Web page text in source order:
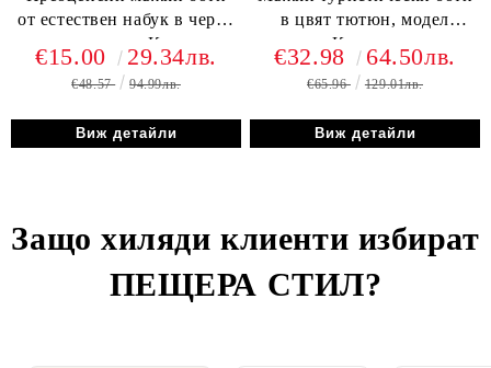
от естествен набук в черен
цвят, модел Карло.
€15.00 29.34лв.
€48.57 94.99лв.
Виж детайли
в цвят тютюн, модел
Калин.~
€32.98 64.50лв.
€65.96 129.01лв.
Виж детайли
Защо хиляди клиенти избират
ПЕЩЕРА СТИЛ?